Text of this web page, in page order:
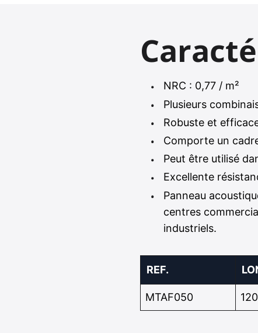
NRC : 0,77 / m²
Plusieurs
Robuste et
Comporte un
Peut être utilisé
Excellente
Panneau
centres
industriels.
REF.
MTAF050